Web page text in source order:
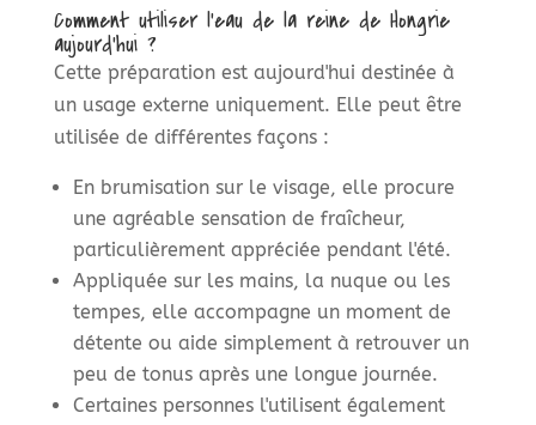
Comment utiliser l'eau de la reine de Hongrie
aujourd'hui ?
Cette préparation est aujourd'hui destinée à
un usage externe uniquement. Elle peut être
utilisée de différentes façons :
En brumisation sur le visage, elle procure
une agréable sensation de fraîcheur,
particulièrement appréciée pendant l'été.
Appliquée sur les mains, la nuque ou les
tempes, elle accompagne un moment de
détente ou aide simplement à retrouver un
peu de tonus après une longue journée.
Certaines personnes l'utilisent également